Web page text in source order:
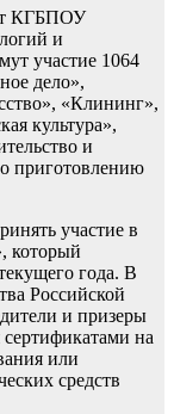
КГБПОУ
и
участие 1064
дело»,
«Клининг»,
культура»,
и
приготовлению
участие в
который
года. В
Российской
и призеры
на
или
средств